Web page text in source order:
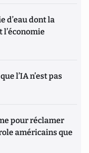
d’eau dont la
l’IA n’est pas
pour réclamer
américains que